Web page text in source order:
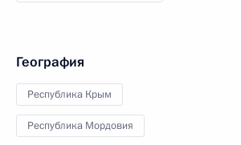
География
Республика Крым
Республика Мордовия